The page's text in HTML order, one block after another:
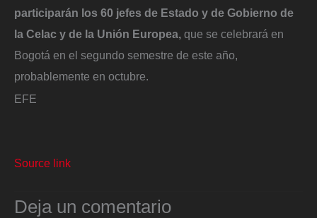
participarán los 60 jefes de Estado y de Gobierno de
la Celac y de la Unión Europea, que se celebrará en
Bogotá en el segundo semestre de este año,
probablemente en octubre.
EFE
Source link
Deja un comentario